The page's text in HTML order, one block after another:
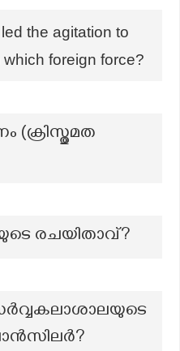
the agitation to
foreign force?
(ക്രിസ്തുമത
രചയിതാവ്?